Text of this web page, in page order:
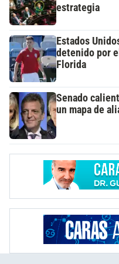
estrategia
Estados
detenido por
Florida
Senado
un mapa de